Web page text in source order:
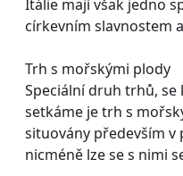
Itálie mají však jedno
církevním slavnostem
Trh s mořskými plody
Speciální druh trhů, se
setkáme je trh s
situovány především
nicméně lze se s nimi